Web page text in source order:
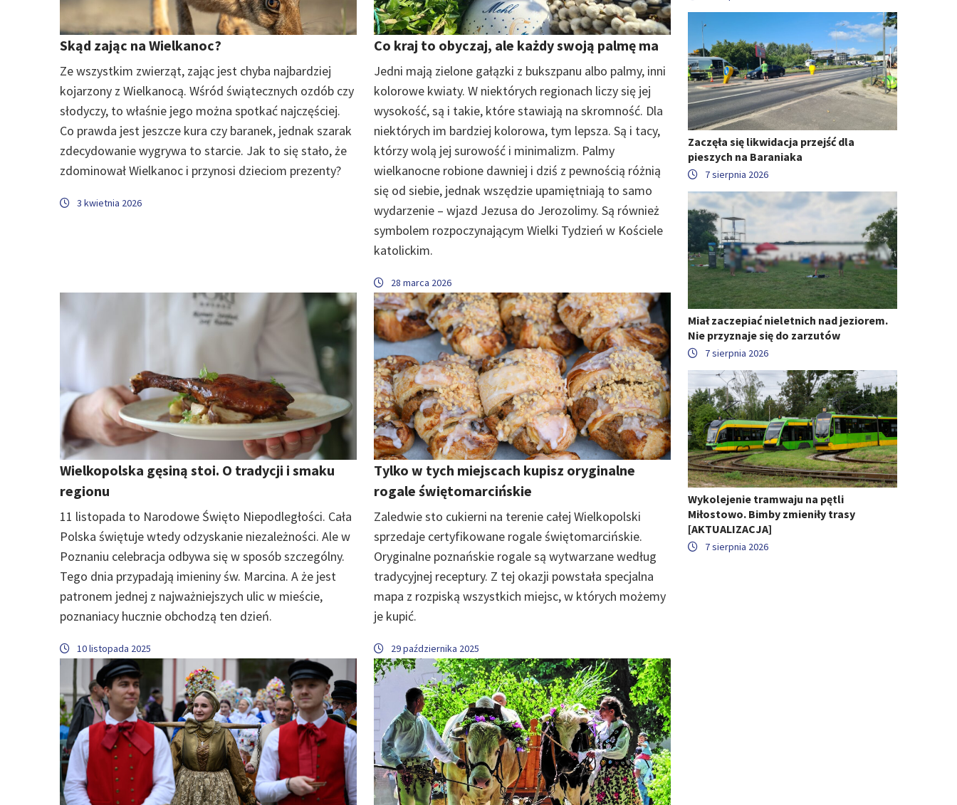
Skąd zając na Wielkanoc?
Ze wszystkim zwierząt, zając jest chyba najbardziej
kojarzony z Wielkanocą. Wśród świątecznych ozdób czy
słodyczy, to właśnie jego można spotkać najczęściej.
Co prawda jest jeszcze kura czy baranek, jednak szarak
zdecydowanie wygrywa to starcie. Jak to się stało, że
zdominował Wielkanoc i przynosi dzieciom prezenty?
3 kwietnia 2026
Co kraj to obyczaj, ale każdy swoją palmę ma
Jedni mają zielone gałązki z bukszpanu albo palmy, inni
kolorowe kwiaty. W niektórych regionach liczy się jej
wysokość, są i takie, które stawiają na skromność. Dla
niektórych im bardziej kolorowa, tym lepsza. Są i tacy,
którzy wolą jej surowość i minimalizm. Palmy
wielkanocne robione dawniej i dziś z pewnością różnią
się od siebie, jednak wszędzie upamiętniają to samo
wydarzenie – wjazd Jezusa do Jerozolimy. Są również
symbolem rozpoczynającym Wielki Tydzień w Kościele
katolickim.
28 marca 2026
Wielkopolska gęsiną stoi. O tradycji i smaku
regionu
11 listopada to Narodowe Święto Niepodległości. Cała
Polska świętuje wtedy odzyskanie niezależności. Ale w
Poznaniu celebracja odbywa się w sposób szczególny.
Tego dnia przypadają imieniny św. Marcina. A że jest
patronem jednej z najważniejszych ulic w mieście,
poznaniacy hucznie obchodzą ten dzień.
10 listopada 2025
Tylko w tych miejscach kupisz oryginalne
rogale świętomarcińskie
Zaledwie sto cukierni na terenie całej Wielkopolski
sprzedaje certyfikowane rogale świętomarcińskie.
Oryginalne poznańskie rogale są wytwarzane według
tradycyjnej receptury. Z tej okazji powstała specjalna
mapa z rozpiską wszystkich miejsc, w których możemy
je kupić.
29 października 2025
Zaczęła się likwidacja przejść dla
pieszych na Baraniaka
7 sierpnia 2026
Miał zaczepiać nieletnich nad jeziorem.
Nie przyznaje się do zarzutów
7 sierpnia 2026
Wykolejenie tramwaju na pętli
Miłostowo. Bimby zmieniły trasy
[AKTUALIZACJA]
7 sierpnia 2026